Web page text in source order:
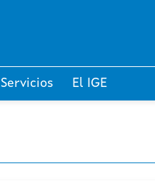
Servicios El IGE